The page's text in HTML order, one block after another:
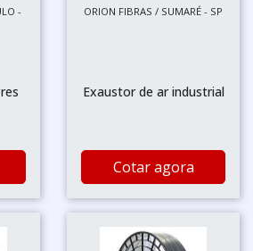
-
ORION FIBRAS / SUMARÉ - SP
Exaustor de ar industrial
Cotar agora